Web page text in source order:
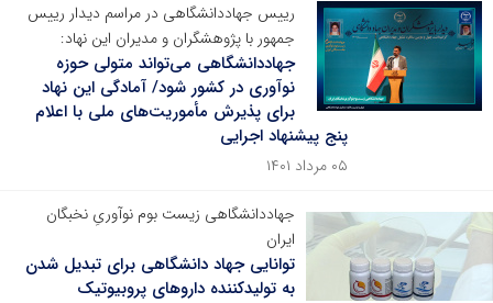
رییس جهاددانشگاهی در مراسم دیدار رییس
جمهور با پژوهشگران و مدیران این نهاد:
جهاددانشگاهی می‌تواند متولی حوزه
نوآوری در کشور شود/ آمادگی این نهاد
برای پذیرش مأموریت‌های ملی با اعلام
پنج پیشنهاد اجرایی
۰۵ مرداد ۱۴۰۱
جهاددانشگاهی زیست بوم نوآوریِ نخبگان
ایران
توانایی جهاد دانشگاهی برای تبدیل شدن
به تولیدکننده داروهای پروبیوتیک